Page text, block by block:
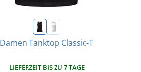
Damen Tanktop Classic-T
LIEFERZEIT BIS ZU 7 TAGE